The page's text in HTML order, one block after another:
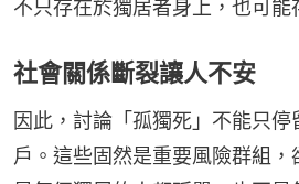
不只存在於獨居者身上，也可能
社會關係斷裂讓人不安
因此，討論「孤獨死」不能只
戶。這些固然是重要風險群組